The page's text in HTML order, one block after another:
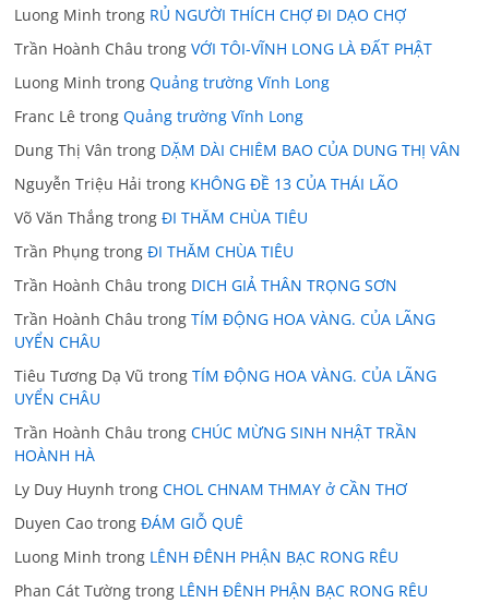
Luong Minh trong RỦ NGƯỜI THÍCH CHỢ ĐI DẠO CHỢ
Trần Hoành Châu trongVỚI TÔI-VĨNH LONG LÀ ĐẤT PHẬT
Luong Minh trongQuảng trường Vĩnh Long
Franc Lê trongQuảng trường Vĩnh Long
Dung Thị Vân trong DẶM DÀI CHIÊM BAO CỦA DUNG THỊ VÂN
Nguyễn Triệu Hải trong KHÔNG ĐỀ 13 CỦA THÁI LÃO
Võ Văn Thắng trongĐI THĂM CHÙA TIÊU
Trần Phụng trongĐI THĂM CHÙA TIÊU
Trần Hoành Châu trong DICH GIẢ THÂN TRỌNG SƠN
Trần Hoành Châu trongTÍM ĐỘNG HOA VÀNG. CỦA LÃNG
UYỂN CHÂU
Tiêu Tương Dạ Vũ trongTÍM ĐỘNG HOA VÀNG. CỦA LÃNG
UYỂN CHÂU
Trần Hoành Châu trongCHÚC MỪNG SINH NHẬT TRẦN
HOÀNH HÀ
Ly Duy Huynh trongCHOL CHNAM THMAY ở CẦN THƠ
Duyen Cao trongĐÁM GIỖ QUÊ
Luong Minh trong LÊNH ĐÊNH PHẬN BẠC RONG RÊU
Phan Cát Tường trong LÊNH ĐÊNH PHẬN BẠC RONG RÊU